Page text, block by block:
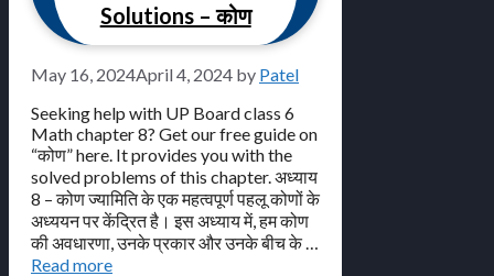
Solutions – कोण
May 16, 2024April 4, 2024 by Patel
Seeking help with UP Board class 6
Math chapter 8? Get our free guide on
“कोण” here. It provides you with the
solved problems of this chapter. अध्याय
8 – कोण ज्यामिति के एक महत्वपूर्ण पहलू कोणों के
अध्ययन पर केंद्रित है। इस अध्याय में, हम कोण
की अवधारणा, उनके प्रकार और उनके बीच के …
Read more